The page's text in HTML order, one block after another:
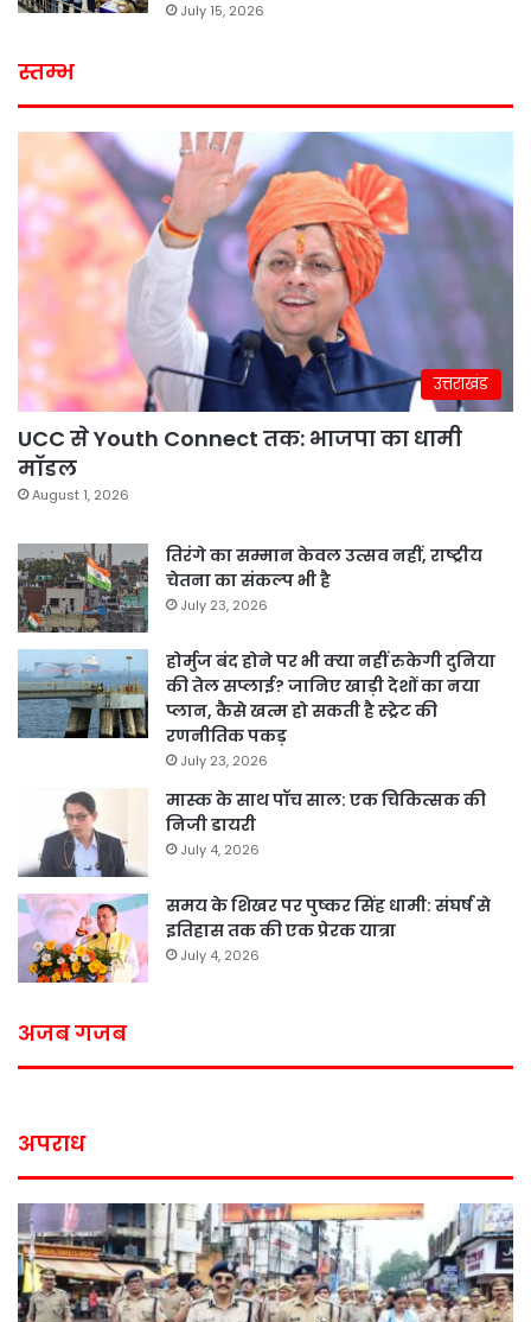
July 15, 2026
स्तम्भ
उत्तराखंड
UCC से Youth Connect तक: भाजपा का धामी
मॉडल
August 1, 2026
तिरंगे का सम्मान केवल उत्सव नहीं, राष्ट्रीय
चेतना का संकल्प भी है
July 23, 2026
होर्मुज बंद होने पर भी क्या नहीं रुकेगी दुनिया
की तेल सप्लाई? जानिए खाड़ी देशों का नया
प्लान, कैसे खत्म हो सकती है स्ट्रेट की
रणनीतिक पकड़
July 23, 2026
मास्क के साथ पॉच साल: एक चिकित्सक की
निजी डायरी
July 4, 2026
समय के शिखर पर पुष्कर सिंह धामी: संघर्ष से
इतिहास तक की एक प्रेरक यात्रा
July 4, 2026
अजब गजब
अपराध